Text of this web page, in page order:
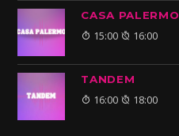
CASA PALERMO
15:00 16:00
TANDEM
16:00 18:00